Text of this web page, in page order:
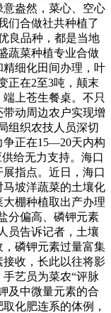
盎然，菜心、空心
们合做社共种植了
良品种，都是当地
蔬菜种植专业合做
细化田间办理，叶
正在2至3吨，颠末
上苍生餐桌。不只
动周边农户实现增
组织农技人员深切
争正在15—20天内构
给无力支持。海口
指点。近日，海口
坡洋蔬菜的土壤化
棚种植取出产办理
分偏高、磷钾元素
员告诉记者，土壤
磷钾元素过量富集
收，长此以往将影
艺员为菜农“评脉
及中微量元素的合
化肥连系的体例，